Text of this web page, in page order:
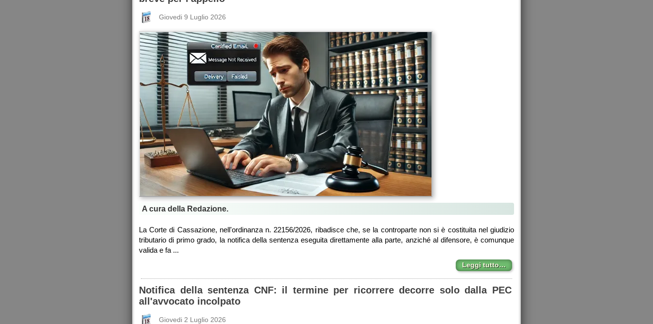
Giovedi 9 Luglio 2026
A cura della Redazione.
La Corte di Cassazione, nell'ordinanza n. 22156/2026, ribadisce che, se la controparte non si è costituita nel giudizio
tributario di primo grado, la notifica della sentenza eseguita direttamente alla parte, anziché al difensore, è comunque
valida e fa ...
Leggi tutto…
Notifica della sentenza CNF: il termine per ricorrere decorre solo dalla PEC
all'avvocato incolpato
Giovedi 2 Luglio 2026